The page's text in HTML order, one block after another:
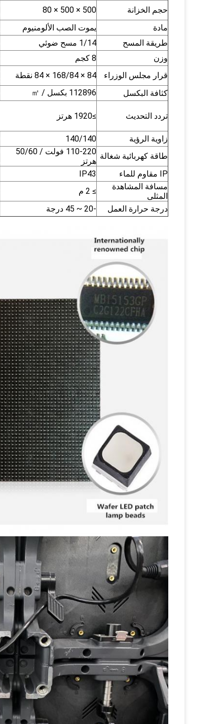
حجم الخزانة
500 × 500 × 80
مادة
يموت الصب الألومنيوم
طريقة المسح
1/14 مسح ضوئي
وزن
8 كجم
قرار مجلس الوزراء
84 × 168/84 × 84 نقطة
كثافة البكسل
112896 بكسل / ㎡
تردد التحديث ≥1920 هرتز
زاوية الرؤية 140/140
طاقة كهربائية شغالة
110-220 فولت / 50/60
هرتز
IP مقاوم للماء
IP43
مسافة المشاهدة
المثلى
≥ 2 م
درجة حرارة العمل
-20 ~ 45 درجة